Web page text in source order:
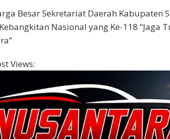
Besar Sekretariat Daerah Kabupaten
Nasional yang Ke-118 “Jaga
Views: